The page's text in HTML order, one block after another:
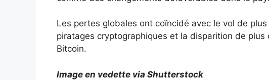
Les pertes globales ont coïncidé avec le vol de
piratages cryptographiques et la disparition de
Bitcoin.
Image en vedette via Shutterstock